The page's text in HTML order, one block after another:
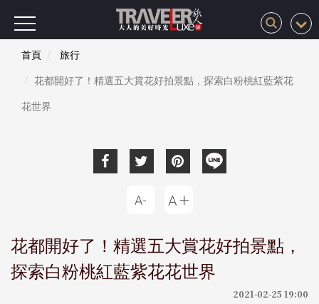
首頁
旅行
花都開好了！精選五大賞花好拍景點，探索白粉桃紅藍紫花
花世界
花都開好了！精選五大賞花好拍景點，
探索白粉桃紅藍紫花花世界
2021-02-25 19:00